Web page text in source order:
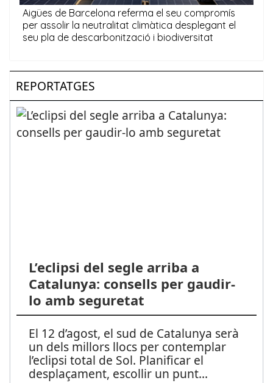
REPORTATGES
L’eclipsi del segle arriba a
Catalunya: consells per gaudir-
lo amb seguretat
El 12 d’agost, el sud de Catalunya serà
un dels millors llocs per contemplar
l’eclipsi total de Sol. Planificar el
desplaçament, escollir un punt...